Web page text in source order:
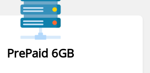
PrePaid 6GB